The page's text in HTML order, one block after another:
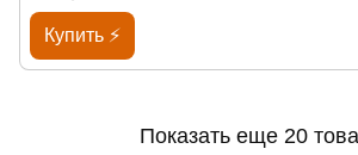
Купить ⚡
Показать еще 20